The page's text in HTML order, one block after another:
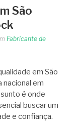
São
Fabricante de
em São
nacional em
é onde
buscar um
e confiança.